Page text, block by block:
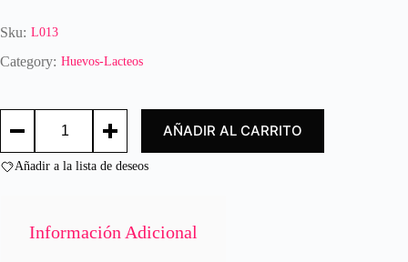
o
a
n
0
Sku: L013
Category: Huevos-Lacteos
LIQUIDA
/
cantidad
AÑADIR AL CARRITO
Añadir a la lista de deseos
Información Adicional